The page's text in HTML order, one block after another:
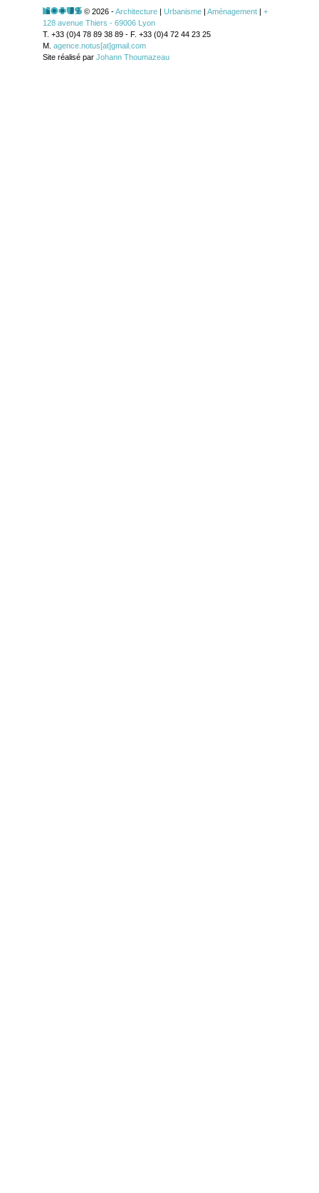
© 2026 -Architecture | Urbanisme | Aménagement | +
128 avenue Thiers - 69006 Lyon
T. +33 (0)4 78 89 38 89 - F. +33 (0)4 72 44 23 25
M. agence.notus[at]gmail.com
Site réalisé par Johann Thoumazeau